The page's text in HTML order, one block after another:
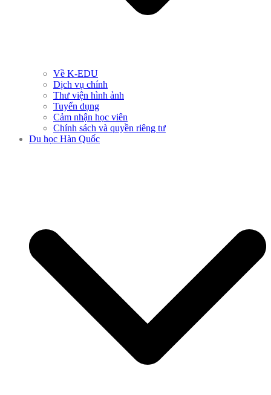
Về K-EDU
Dịch vụ chính
Thư viện hình ảnh
Tuyển dụng
Cảm nhận học viên
Chính sách và quyền riêng tư
Du học Hàn Quốc